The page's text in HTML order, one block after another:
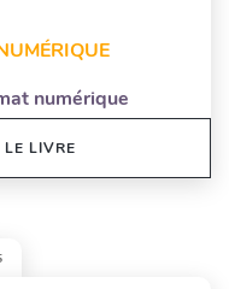
numérique
LE LIVRE